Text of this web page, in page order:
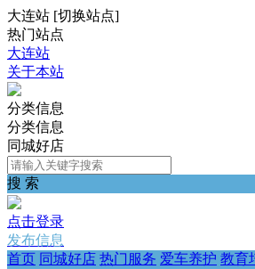
大连站 [切换站点]
热门站点
大连站
关于本站
分类信息
分类信息
同城好店
搜 索
点击登录
发布信息
首页 同城好店 热门服务 爱车养护 教育